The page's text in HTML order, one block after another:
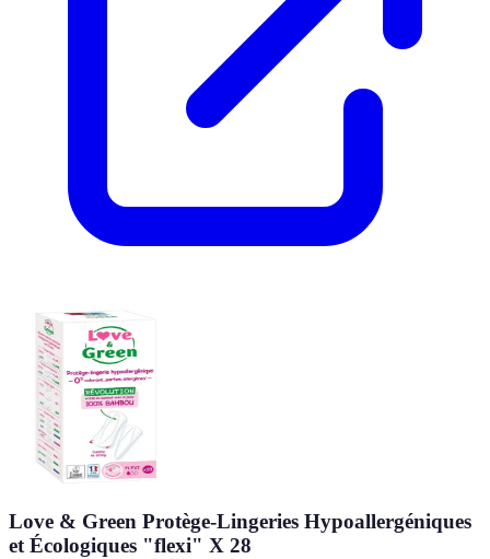
Love & Green Protège-Lingeries Hypoallergéniques
et Écologiques "flexi" X 28